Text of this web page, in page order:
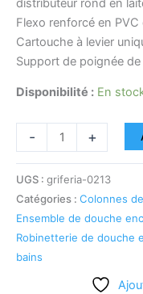
distributeur rond en
Flexo renforcé en PVC
Cartouche à levier
Support de poignée
Disponibilité : En
- +
UGS : griferia-0213
Catégories : Colonnes
Ensemble de douche
Robinetterie de douche
bains